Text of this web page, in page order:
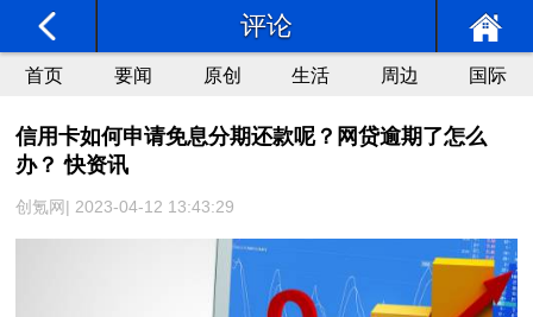
评论
首页 要闻 原创 生活 周边 国际
信用卡如何申请免息分期还款呢？网贷逾期了怎么
办？ 快资讯
创氪网| 2023-04-12 13:43:29